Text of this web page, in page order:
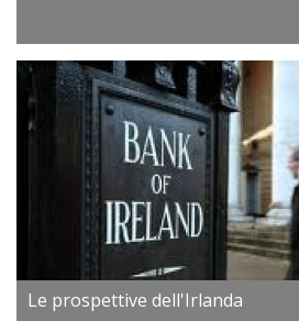
Le prospettive dell'Irlanda